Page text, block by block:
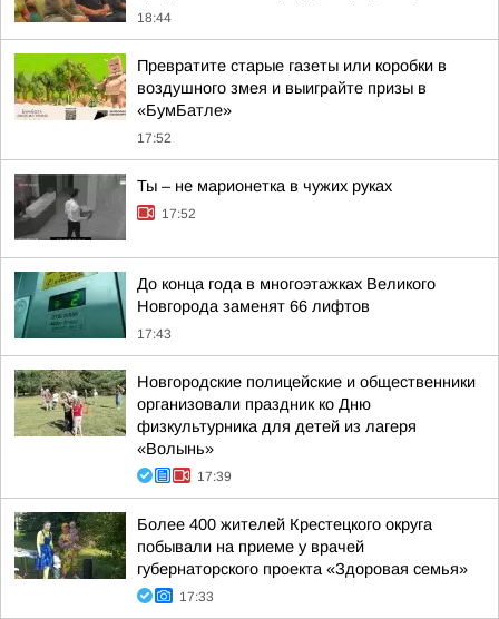
18:44
Превратите старые газеты или коробки в
воздушного змея и выиграйте призы в
«БумБатле»
17:52
Ты – не марионетка в чужих руках
17:52
До конца года в многоэтажках Великого
Новгорода заменят 66 лифтов
17:43
Новгородские полицейские и общественники
организовали праздник ко Дню
физкультурника для детей из лагеря
«Волынь»
17:39
Более 400 жителей Крестецкого округа
побывали на приеме у врачей
губернаторского проекта «Здоровая семья»
17:33